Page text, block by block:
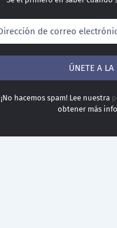
¡No hacemos spam! Lee nuestra
obtener más